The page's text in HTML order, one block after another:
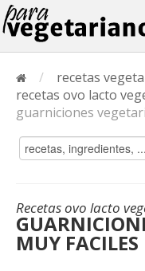
/ recetas
recetas ovo lacto
guarniciones
Recetas ovo lacto
MUY